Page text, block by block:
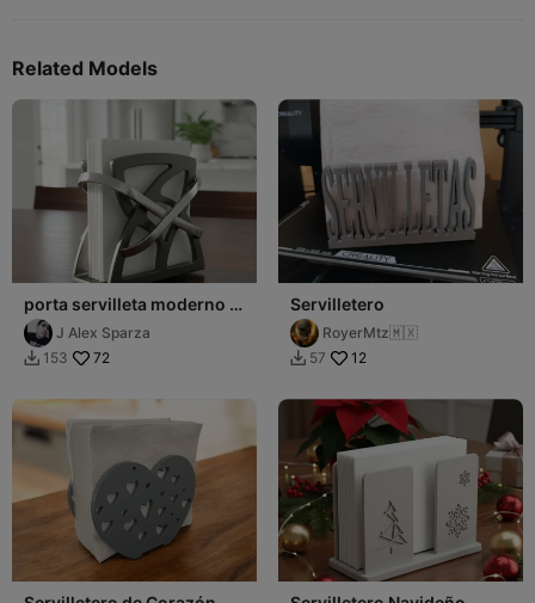
Related Models
porta servilleta moderno o
servilletero
J Alex Sparza
 153 72
Servilletero
RoyerMtz🇲🇽
 57 12